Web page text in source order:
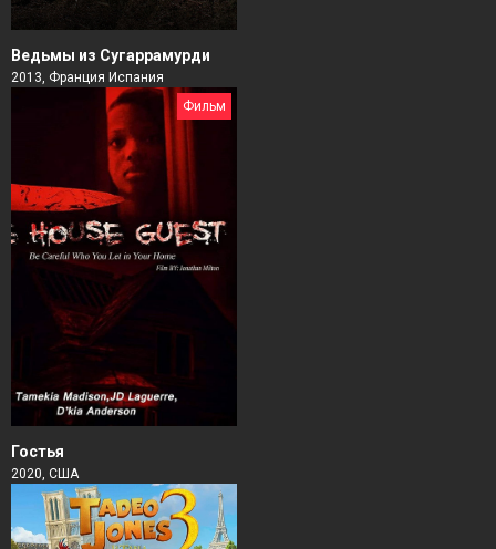
Ведьмы из Сугаррамурди
2013, Франция Испания
Фильм
Гостья
2020, США